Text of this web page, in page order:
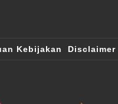
Kebijakan Disclaimer